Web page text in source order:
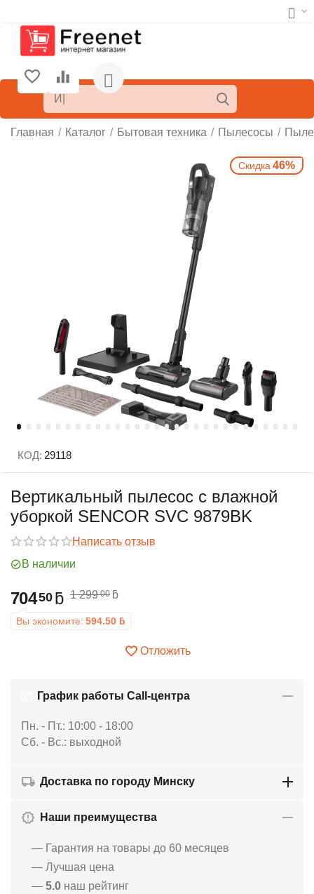
Главная / Каталог / Бытовая техника / Пылесосы /
Скидка 46%
КОД: 29118
Вертикальный пылесос с влажной
уборкой SENCOR SVC 9879BK
Написать отзыв
В наличии
70450 ƃ 1 299 00 ƃ
Вы экономите: 594.50 ƃ
Отложить
График работы Call-центра
Пн. - Пт.: 10:00 - 18:00
Сб. - Вс.: выходной
Доставка по городу Минску
Наши преимущества
— Гарантия на товары до 60 месяцев
— Лучшая цена
— 5.0 наш рейтинг